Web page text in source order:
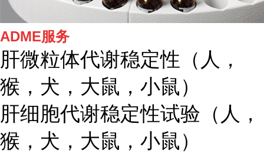
ADME服务
肝微粒体代谢稳定性（人，
猴，犬，大鼠，小鼠）
肝细胞代谢稳定性试验（人，
猴，犬，大鼠，小鼠）